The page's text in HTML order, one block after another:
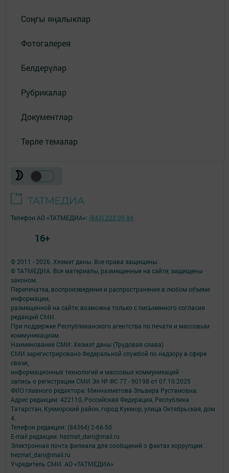
Соңгы яңалыклар
Фотогалерея
Белдерүләр
Рубрикалар
Документлар
Төрле темалар
© 2011 - 2026. Хезмәт даны. Все права защищены.
© ТАТМЕДИА. Все материалы, размещенные на сайте, защищены
законом.
Перепечатка, воспроизведение и распространение в любом объеме
информации,
размещенной на сайте, возможна только с письменного согласия
редакций СМИ.
При поддержке Республиканского агентства по печати и массовым
коммуникациям.
Наименование СМИ: Хезмэт даны (Трудовая слава)
СМИ зарегистрировано Федеральной службой по надзору в сфере
связи,
информационных технологий и массовых коммуникаций
запись о регистрации СМИ Эл № ФС 77 - 90198 от 07.10.2025
ФИО главного редактора: Миннахметова Эльвира Рустамовна.
Адрес редакции: 422110, Российская Федерация, Республика
Татарстан, Кукморский район, город Кукмор, улица Октябрьская, дом
4.
Телефон редакции: (84364) 2-66-50
E-mail редакции: hezmat_dani@mail.ru
Электронная почта филиала для сообщений о фактах коррупции:
hezmat_dani@mail.ru
Учредитель СМИ: АО «ТАТМЕДИА»
Телефон АО «ТАТМЕДИА»: (843) 222 09 84
16+